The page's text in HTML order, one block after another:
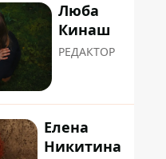
Люба
Кинаш
РЕДАКТОР
Елена
Никитина